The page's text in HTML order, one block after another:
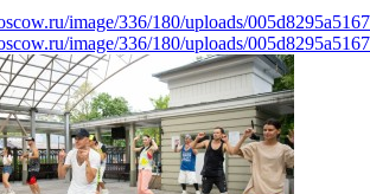
image/336/180/uploads/
image/336/180/uploads/